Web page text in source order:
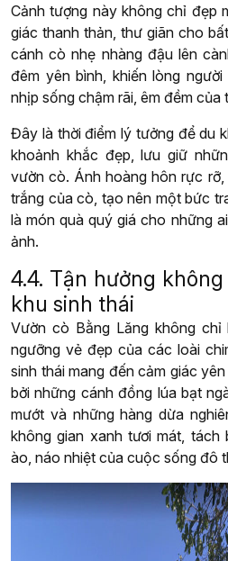
Cảnh tượng này không chỉ đẹp
giác thanh thản, thư giãn cho
cánh cò nhẹ nhàng đậu lên
đêm yên bình, khiến lòng
nhịp sống chậm rãi, êm đềm của
Đây là thời điểm lý tưởng để du
khoảnh khắc đẹp, lưu giữ
vườn cò. Ánh hoàng hôn rực
trắng của cò, tạo nên một bức
là món quà quý giá cho những
ảnh.
4.4. Tận hưởng
khu sinh thái
Vườn cò Bằng Lăng không
ngưỡng vẻ đẹp của các loài
sinh thái mang đến cảm giác
bởi những cánh đồng lúa bạt
mướt và những hàng dừa
không gian xanh tươi mát,
ào, náo nhiệt của cuộc sống đô